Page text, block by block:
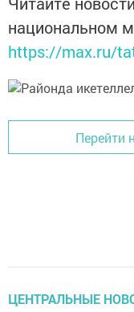
национальном
https://max.ru/
Перейти
ЦЕНТРАЛЬНЫЕ